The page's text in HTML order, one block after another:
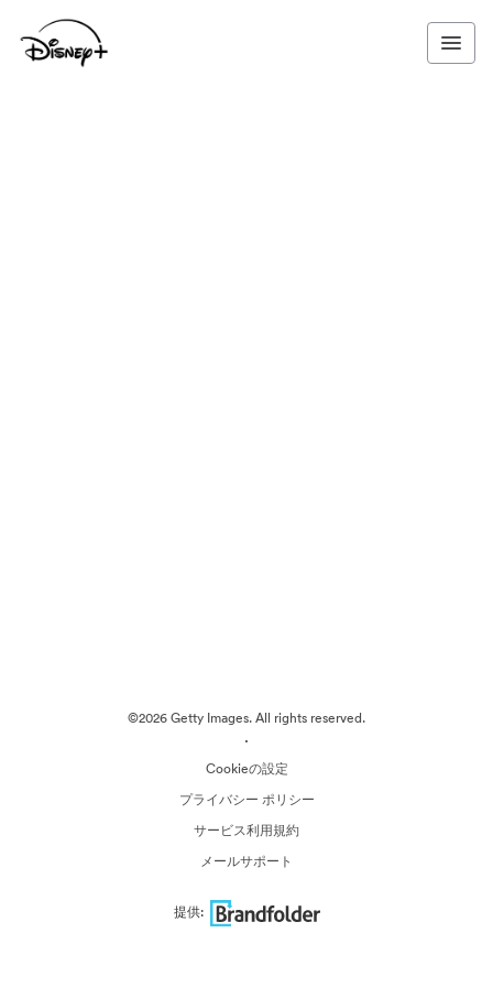
©2026 Getty Images. All rights reserved.
·
Cookieの設定
プライバシー ポリシー
サービス利用規約
メールサポート
提供: